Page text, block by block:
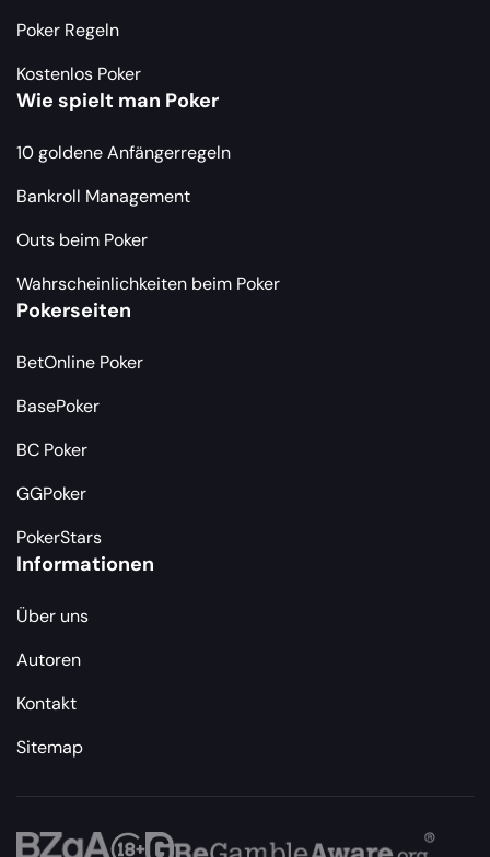
Poker Regeln
Kostenlos Poker
Wie spielt man Poker
10 goldene Anfängerregeln
Bankroll Management
Outs beim Poker
Wahrscheinlichkeiten beim Poker
Pokerseiten
BetOnline Poker
BasePoker
BC Poker
GGPoker
PokerStars
Informationen
Über uns
Autoren
Kontakt
Sitemap